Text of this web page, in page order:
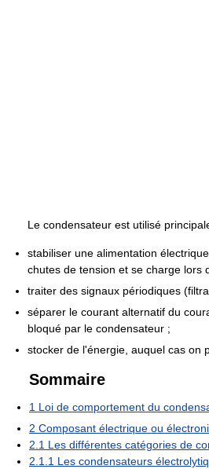
Le condensateur est utilisé
stabiliser une alimentation
chutes de tension et se charge lors
traiter des signaux périodiques
séparer le courant alternatif du
bloqué par le condensateur ;
stocker de l'énergie, auquel cas on
Sommaire
1 Loi de comportement du
2 Composant électrique ou
2.1 Les différentes catégories de
2.1.1 Les condensateurs